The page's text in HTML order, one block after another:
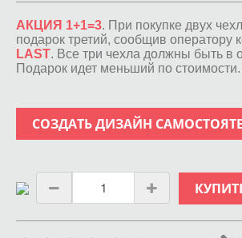
АКЦИЯ 1+1=3. При покупке двух
подарок третий, сообщив оператору
LAST. Все три чехла должны быть в
Подарок идет меньший по стоимости.
СОЗДАТЬ ДИЗАЙН